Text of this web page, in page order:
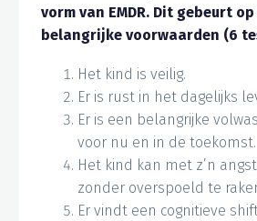
vorm van EMDR. Dit gebeurt
belangrijke voorwaarden (6
Het kind is veilig.
Er is rust in het dagelijks
Er is een belangrijke
voor nu en in de toekomst.
Het kind kan met z’n
zonder overspoeld te
Er vindt een cognitieve